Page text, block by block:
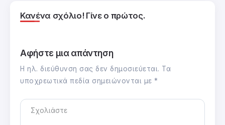
Κανένα σχόλιο! Γίνε ο πρώτος.
Αφήστε μια απάντηση
Η ηλ. διεύθυνση σας δεν δημοσιεύεται. Τα
υποχρεωτικά πεδία σημειώνονται με *